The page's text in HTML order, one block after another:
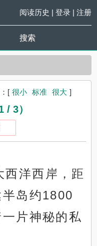
阅读历史 | 登录| 注册
搜索
[ 很小 标准 很大 ]
/ 3）
西洋西岸，距
岛约1800
片神秘的私